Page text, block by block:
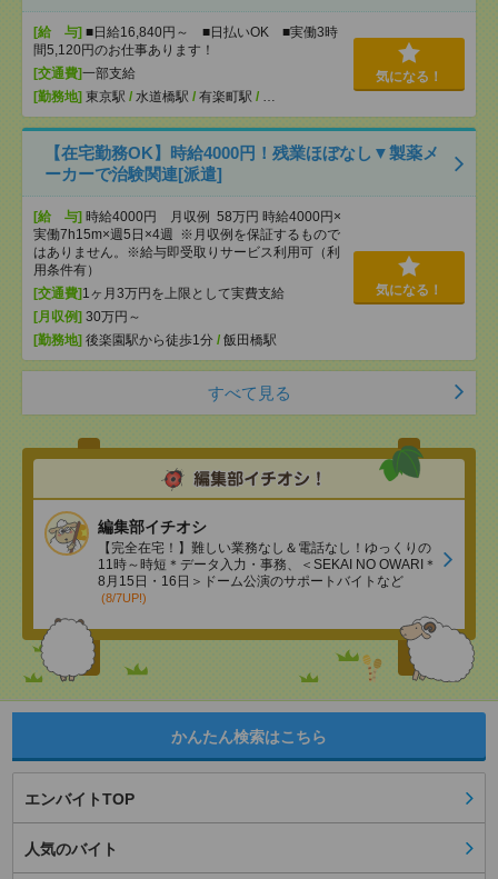
[給 与] ■日給16,840円～ ■日払いOK ■実働3時
間5,120円のお仕事あります！
[交通費]一部支給
[勤務地] 東京駅 / 水道橋駅 / 有楽町駅 / …
気になる！
【在宅勤務OK】時給4000円！残業ほぼなし▼製薬メ
ーカーで治験関連[派遣]
[給 与] 時給4000円 月収例 58万円 時給4000円×
実働7h15m×週5日×4週 ※月収例を保証するもので
はありません。※給与即受取りサービス利用可（利
用条件有）
[交通費] 1ヶ月3万円を上限として実費支給
[月収例] 30万円～
[勤務地] 後楽園駅から徒歩1分 / 飯田橋駅
気になる！
すべて見る
編集部イチオシ
【完全在宅！】難しい業務なし＆電話なし！ゆっくりの
11時～時短＊データ入力・事務、＜SEKAI NO OWARI＊
8月15日・16日＞ドーム公演のサポートバイトなど
(8/7UP!)
かんたん検索はこちら
エンバイトTOP
人気のバイト